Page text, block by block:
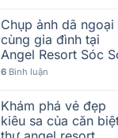
Chụp ảnh dã ngoại
cùng gia đình tại
Angel Resort Sóc
6Bình luận
Khám phá vẻ đẹp
kiêu sa của căn